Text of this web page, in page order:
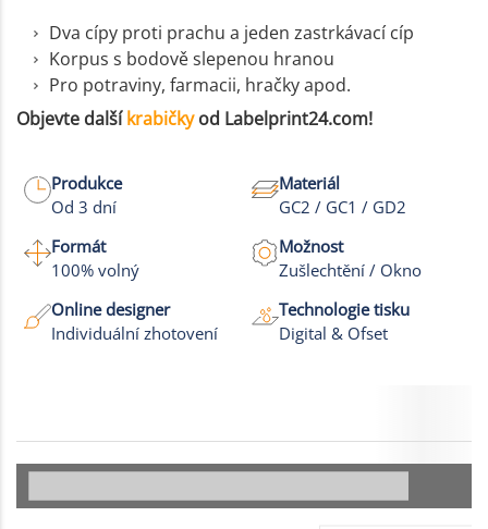
Dva cípy proti prachu a jeden zastrkávací cíp
Korpus s bodově slepenou hranou
Pro potraviny, farmacii, hračky apod.
Objevte dalšíkrabičkyod Labelprint24.com!
Produkce
Od 3 dní
Materiál
GC2 / GC1 / GD2
Formát
100% volný
Možnost
Zušlechtění / Okno
Online designer
Individuální zhotovení
Technologie tisku
Digital & Ofset